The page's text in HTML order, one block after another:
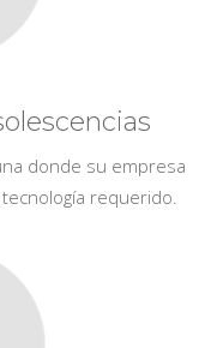
donde su empresa
requerido.